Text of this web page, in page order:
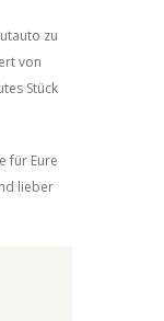
zu
von
Stück
für Eure
lieber